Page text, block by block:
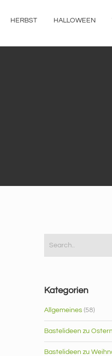
HERBST HALLOWEEN
Kategorien
Allgemeines (58)
Bastelideen zu Ostern
Bastelideen zu